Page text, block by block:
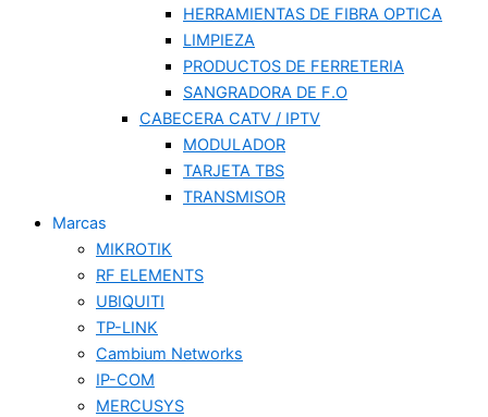
HERRAMIENTAS DE FIBRA OPTICA
LIMPIEZA
PRODUCTOS DE FERRETERIA
SANGRADORA DE F.O
CABECERA CATV / IPTV
MODULADOR
TARJETA TBS
TRANSMISOR
Marcas
MIKROTIK
RF ELEMENTS
UBIQUITI
TP-LINK
Cambium Networks
IP-COM
MERCUSYS